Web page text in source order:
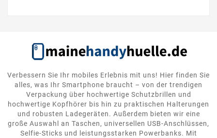
Verbessern Sie Ihr mobiles Erlebnis mit uns! Hier finden Sie
alles, was Ihr Smartphone braucht – von der trendigen
Verpackung über hochwertige Schutzbrillen und
hochwertige Kopfhörer bis hin zu praktischen Halterungen
und robusten Ladegeräten. Außerdem bieten wir eine
große Auswahl an Taschen, universellen USB-Anschlüssen,
Selfie-Sticks und leistungsstarken Powerbanks. Mit